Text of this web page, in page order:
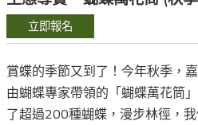
立即報名
賞蝶的季節又到了 ！ 今年秋季 ，
由蝴蝶專家帶領的 「蝴蝶萬花筒」
了超過200種蝴蝶 ， 漫步林徑，